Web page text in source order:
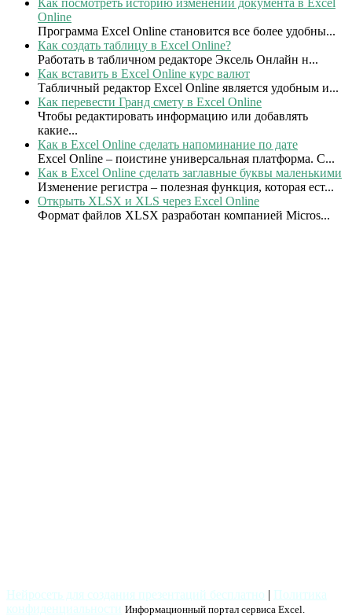
Online
Программа Excel Online становится все более удобны...
Как создать таблицу в Excel Online?
Работать в табличном редакторе Эксель Онлайн н...
Как вставить в Excel Online курс валют
Табличный редактор Excel Online является удобным и...
Как перевести Гранд смету в Excel Online
Чтобы редактировать информацию или добавлять
какие...
Как в Excel Online сделать напоминание по дате
Excel Online – поистине универсальная платформа. С...
Как в Excel Online сделать заглавные буквы маленькими
Изменение регистра – полезная функция, которая ест...
Открыть XLSX и XLS через Excel Online
Формат файлов XLSX разработан компанией Micros...
Нейросеть для создания презентаций бесплатно | Политика
конфиденциальности Информационный портал сервиса Excel.